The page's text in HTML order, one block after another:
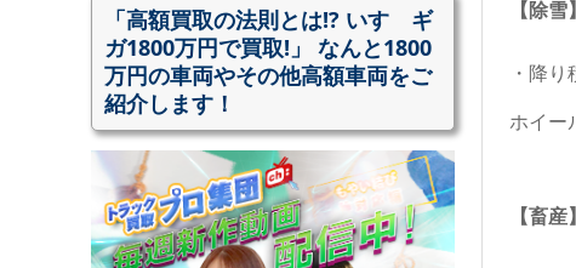
【除雪】
・降
ホイー
【畜産】
「高額買取の法則とは!? いすゞギ
ガ1800万円で買取!」 なんと1800
万円の車両やその他高額車両をご
紹介します！